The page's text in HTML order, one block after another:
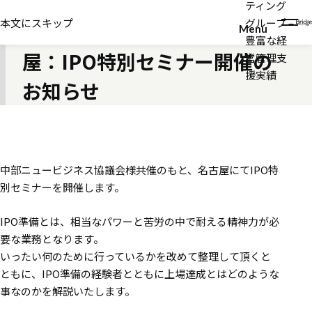
本文にスキップ
ティング
グループ –
豊富な経
営管理支
援実績
Menu
11月14日(木)18:00～＠名古
屋：IPO特別セミナー開催の
お知らせ
中部ニュービジネス協議会様共催のもと、名古屋にてIPO特
別セミナーを開催します。
IPO準備とは、相当なパワーと苦労の中で耐える精神力が必
要な業務となります。
いったい何のために行っているかを改めて整理して頂くと
ともに、IPO準備の経験者とともに上場達成とはどのような
事なのかを解説いたします。